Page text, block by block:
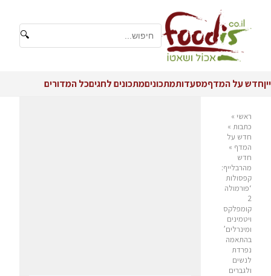
🔍
ייןחדש על המדףמסעדותמתכוניםמתכונים לחגיםכל המדורים
ראשי »
כתבות »
חדש על
המדף »
חדש
מהרבלייף:
קפסולות
‘פורמולה
2
קומפלקס
ויטמינים
ומינרלים’
בהתאמה
נפרדת
לנשים
ולגברים